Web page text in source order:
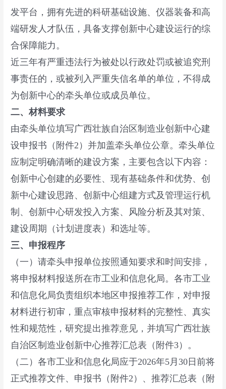
发平台，拥有先进的科研基础设施、仪器装备和高
端研发人才队伍，具备支撑创新中心建设运行的综
合保障能力。
近三年有严重违法行为被处以行政处罚或被追究刑
事责任的，或被列入严重失信名单的单位，不得成
为创新中心的牵头单位或成员单位。
二、材料要求
由牵头单位填写广西壮族自治区制造业创新中心建
设申报书（附件2）并加盖牵头单位公章。牵头单位
应制定明确清晰的建设方案，主要包含以下内容：
创新中心创建的必要性、现有基础条件和优势、创
新中心建设思路、创新中心组建方式及管理运行机
制、创新中心研发投入方案、风险分析及其对策、
建设周期（计划进度表）和选址等。
三、申报程序
（一）请牵头申报单位按照通知要求和时间安排，
将申报材料报送所在市工业和信息化局。各市工业
和信息化局负责组织本地区申报推荐工作，对申报
材料进行初审，重点审核申报材料的完整性、真实
性和规范性，研究提出推荐意见，并填写广西壮族
自治区制造业创新中心推荐汇总表（附件3）。
（二）各市工业和信息化局应于2026年5月30日前将
正式推荐文件、申报书（附件2）、推荐汇总表（附